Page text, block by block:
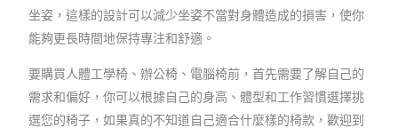
坐姿，這樣的設計可以減少坐姿不當對身體造成的損害，使你
能夠更長時間地保持專注和舒適。
要購買人體工學椅、辦公椅、電腦椅前，首先需要了解自己的
需求和偏好，你可以根據自己的身高、體型和工作習慣選擇挑
選您的椅子，如果真的不知道自己適合什麼樣的椅款，歡迎到